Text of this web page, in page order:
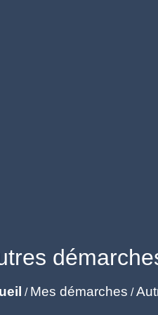
/ Mes démarches /